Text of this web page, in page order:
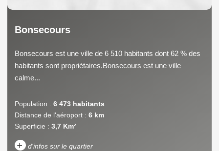
Bonsecours
Bonsecours est une ville de 6 510 habitants dont 62 % des
habitants sont propriétaires.Bonsecours est une ville
calme...
Population : 6 473 habitants
Distance de l'aéroport : 6 km
Superficie : 3,7 Km²
+ d'infos sur le quartier